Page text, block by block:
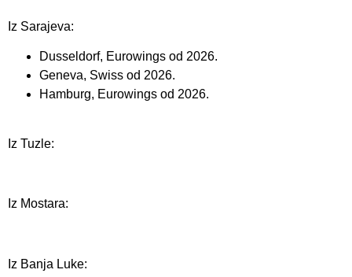
Iz Sarajeva:
Dusseldorf, Eurowings od 2026.
Geneva, Swiss od 2026.
Hamburg, Eurowings od 2026.
Iz Tuzle:
Iz Mostara:
Iz Banja Luke: